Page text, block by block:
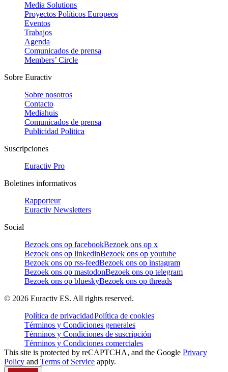
Media Solutions
Proyectos Políticos Europeos
Eventos
Trabajos
Agenda
Comunicados de prensa
Members’ Circle
Sobre Euractiv
Sobre nosotros
Contacto
Mediahuis
Comunicados de prensa
Publicidad Politica
Suscripciones
Euractiv Pro
Boletines informativos
Rapporteur
Euractiv Newsletters
Social
Bezoek ons op facebookBezoek ons op x
Bezoek ons op linkedinBezoek ons op youtube
Bezoek ons op rss-feedBezoek ons op instagram
Bezoek ons op mastodonBezoek ons op telegram
Bezoek ons op blueskyBezoek ons op threads
© 2026 Euractiv ES. All rights reserved.
Política de privacidadPolítica de cookies
Términos y Condiciones generales
Términos y Condiciones de suscripción
Términos y Condiciones comerciales
This site is protected by reCAPTCHA, and the Google Privacy
Policy and Terms of Service apply.